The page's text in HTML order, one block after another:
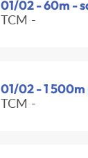
01/02 - 60m -
TCM -
01/02 - 1
TCM -